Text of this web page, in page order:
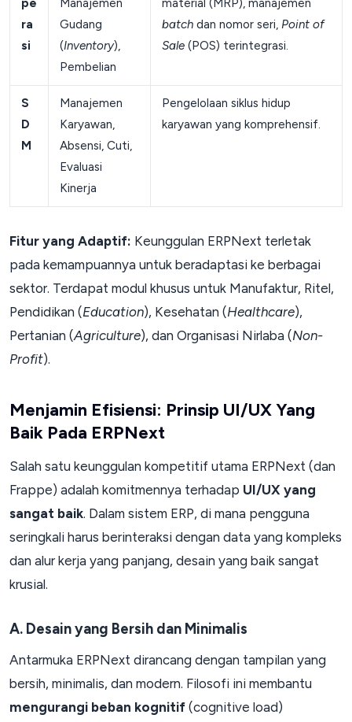
pe
ra
si
Manajemen
Gudang
(Inventory),
Pembelian
material (MRP), manajemen
batchdan nomor seri, Point of
Sale(POS) terintegrasi.
S
D
M
Manajemen
Karyawan,
Absensi, Cuti,
Evaluasi
Kinerja
Pengelolaan siklus hidup
karyawan yang komprehensif.
Fitur yang Adaptif: Keunggulan ERPNext terletak
pada kemampuannya untuk beradaptasi ke berbagai
sektor. Terdapat modul khusus untuk Manufaktur, Ritel,
Pendidikan (Education), Kesehatan (Healthcare),
Pertanian (Agriculture), dan Organisasi Nirlaba (Non-
Profit).
Menjamin Efisiensi: Prinsip UI/UX Yang
Baik Pada ERPNext
Salah satu keunggulan kompetitif utama ERPNext (dan
Frappe) adalah komitmennya terhadap UI/UX yang
sangat baik. Dalam sistem ERP, di mana pengguna
seringkali harus berinteraksi dengan data yang kompleks
dan alur kerja yang panjang, desain yang baik sangat
krusial.
A. Desain yang Bersih dan Minimalis
Antarmuka ERPNext dirancang dengan tampilan yang
bersih, minimalis, dan modern. Filosofi ini membantu
mengurangi beban kognitif (cognitive load)